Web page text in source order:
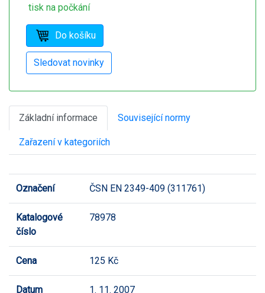
tisk na počkání
Základní informace Související normy
Zařazení v kategoriích
Označení ČSN EN 2349-409 (311761)
Katalogové
číslo
78978
Cena 125 Kč
Datum
1. 11. 2007